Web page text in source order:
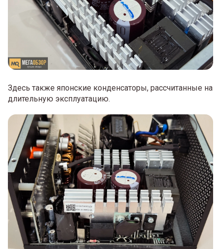
Здесь также японские конденсаторы, рассчитанные на
длительную эксплуатацию.